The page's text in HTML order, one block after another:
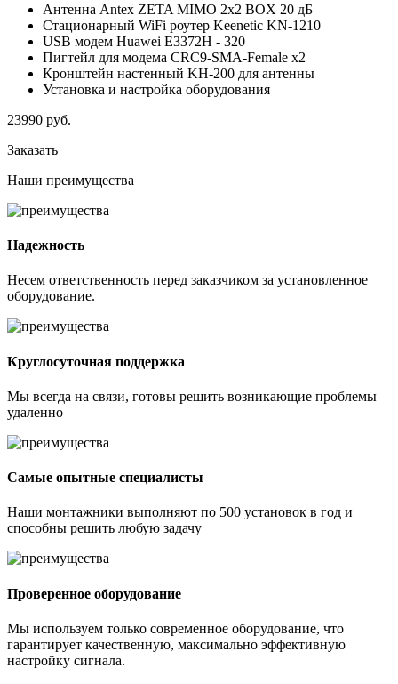
Антенна Antex ZETA MIMO 2x2 BOX 20 дБ
Стационарный WiFi роутер Keenetic KN-1210
USB модем Huawei E3372H - 320
Пигтейл для модема CRC9-SMA-Female x2
Кронштейн настенный KH-200 для антенны
Установка и настройка оборудования
23990 руб.
Заказать
Наши преимущества
Надежность
Несем ответственность перед заказчиком за установленное
оборудование.
Круглосуточная поддержка
Мы всегда на связи, готовы решить возникающие проблемы
удаленно
Самые опытные специалисты
Наши монтажники выполняют по 500 установок в год и
способны решить любую задачу
Проверенное оборудование
Мы используем только современное оборудование, что
гарантирует качественную, максимально эффективную
настройку сигнала.